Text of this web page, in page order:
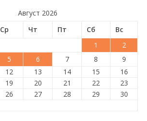
Август 2026
Ср Чт Пт Сб
Вс
1
2
5 6 7 8
9
12 13 14 15
16
19 20 21 22
23
26 27 28 29
30